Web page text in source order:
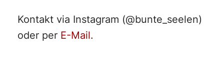
Kontakt via Instagram (@bunte_seelen)
oder per E-Mail.